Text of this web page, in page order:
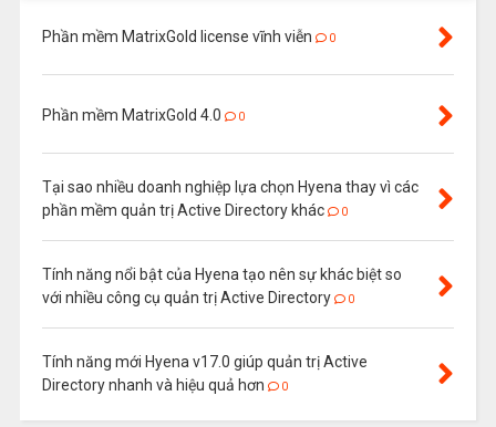
Phần mềm MatrixGold license vĩnh viễn 0
Phần mềm MatrixGold 4.0 0
Tại sao nhiều doanh nghiệp lựa chọn Hyena thay vì các
phần mềm quản trị Active Directory khác
0
Tính năng nổi bật của Hyena tạo nên sự khác biệt so
với nhiều công cụ quản trị Active Directory
0
Tính năng mới Hyena v17.0 giúp quản trị Active
Directory nhanh và hiệu quả hơn
0